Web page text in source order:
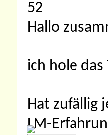
52
Hallo
ich hole
Hat zufällig
LM-